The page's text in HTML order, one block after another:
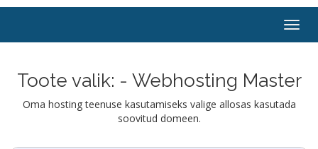
Toote valik: - Webhosting Master
Oma hosting teenuse kasutamiseks valige allosas kasutada
soovitud domeen.